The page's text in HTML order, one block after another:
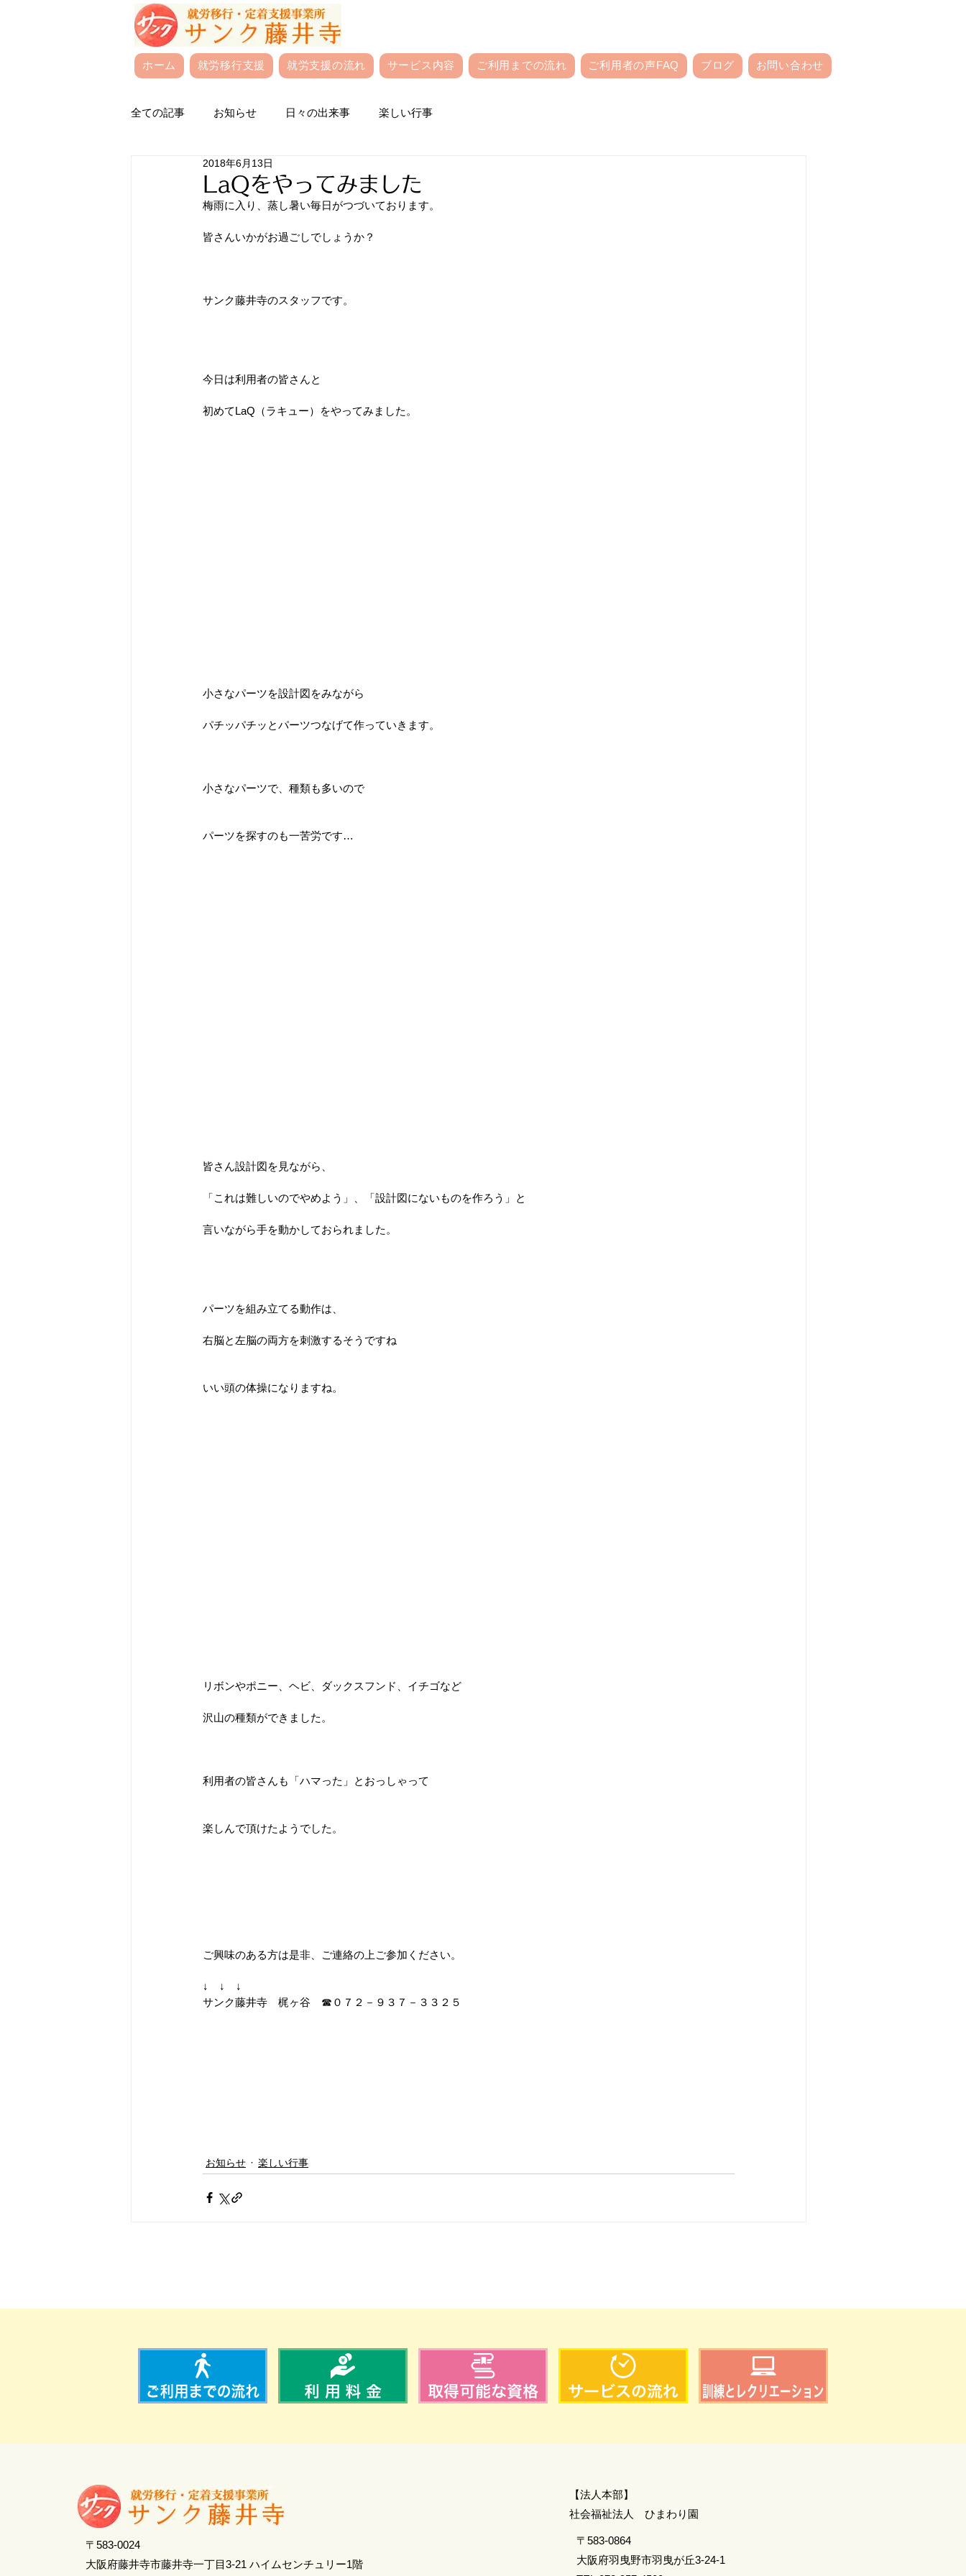
ホーム 就労移行支援 就労支援の流れ サービス内容 ご利用までの流れ ご利用者の声FAQ ブログ お問い合わせ
全ての記事 お知らせ 日々の出来事 楽しい行事
LaQをやってみました
2018年6月13日
梅雨に入り、蒸し暑い毎日がつづいております。
皆さんいかがお過ごしでしょうか？
サンク藤井寺のスタッフです。
今日は利用者の皆さんと
初めてLaQ（ラキュー）をやってみました。
小さなパーツを設計図をみながら
パチッパチッとパーツつなげて作っていきます。
小さなパーツで、種類も多いので
パーツを探すのも一苦労です…
皆さん設計図を見ながら、
「これは難しいのでやめよう」、「設計図にないものを作ろう」と
言いながら手を動かしておられました。
パーツを組み立てる動作は、
右脳と左脳の両方を刺激するそうですね
いい頭の体操になりますね。
リボンやポニー、ヘビ、ダックスフンド、イチゴなど
沢山の種類ができました。
利用者の皆さんも「ハマった」とおっしゃって
楽しんで頂けたようでした。
ご興味のある方は是非、ご連絡の上ご参加ください。
↓　↓　↓
サンク藤井寺　梶ヶ谷　☎０７２－９３７－３３２５
お知らせ 楽しい行事
〒583-0024
大阪府藤井寺市藤井寺一丁目3-21 ハイムセンチュリー1階
【法人本部】
​社会福祉法人 ひまわり園
〒583-0864
大阪府羽曳野市羽曳が丘3-24-1